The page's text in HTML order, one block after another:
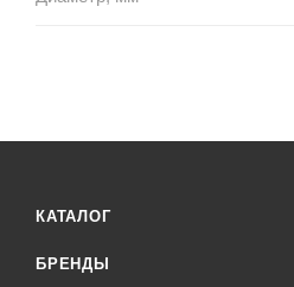
КАТАЛОГ
БРЕНДЫ